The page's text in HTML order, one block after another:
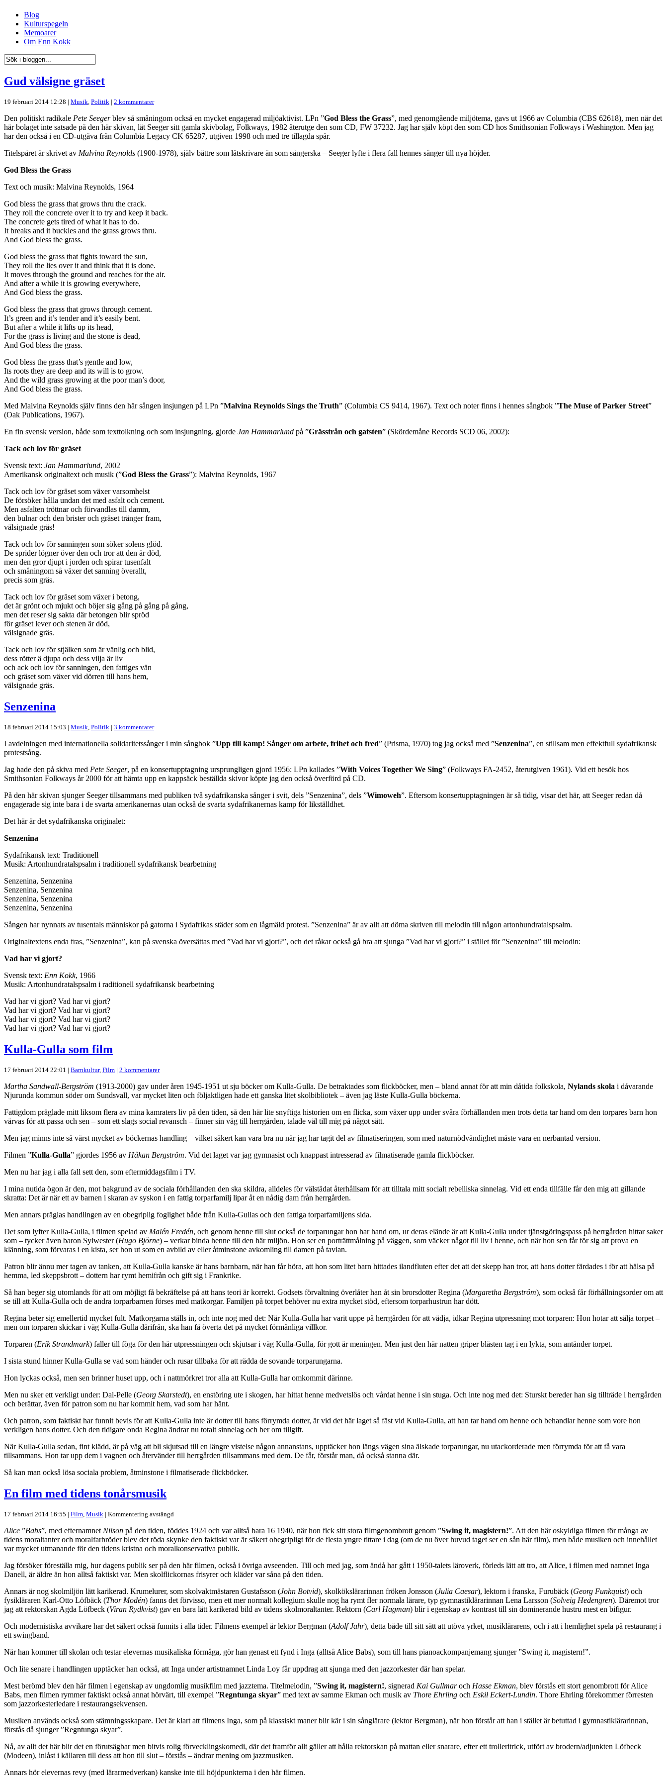
Blog
Kulturspegeln
Memoarer
Om Enn Kokk
Gud välsigne gräset
19 februari 2014 12:28 | Musik, Politik | 2 kommentarer
Den politiskt radikale Pete Seegerblev så småningom också en mycket engagerad miljöaktivist. LPn ”God Bless the Grass”, med genomgående miljötema, gavs ut 1966 av Columbia (CBS 62618), men när det
här bolaget inte satsade på den här skivan, lät Seeger sitt gamla skivbolag, Folkways, 1982 återutge den som CD, FW 37232. Jag har själv köpt den som CD hos Smithsonian Folkways i Washington. Men jag
har den också i en CD-utgåva från Columbia Legacy CK 65287, utgiven 1998 och med tre tillagda spår.
Titelspåret är skrivet av Malvina Reynolds (1900-1978), själv bättre som låtskrivare än som sångerska – Seeger lyfte i flera fall hennes sånger till nya höjder.
God Bless the Grass
Text och musik: Malvina Reynolds, 1964
God bless the grass that grows thru the crack.
They roll the concrete over it to try and keep it back.
The concrete gets tired of what it has to do.
It breaks and it buckles and the grass grows thru.
And God bless the grass.
God bless the grass that fights toward the sun,
They roll the lies over it and think that it is done.
It moves through the ground and reaches for the air.
And after a while it is growing everywhere,
And God bless the grass.
God bless the grass that grows through cement.
It’s green and it’s tender and it’s easily bent.
But after a while it lifts up its head,
For the grass is living and the stone is dead,
And God bless the grass.
God bless the grass that’s gentle and low,
Its roots they are deep and its will is to grow.
And the wild grass growing at the poor man’s door,
And God bless the grass.
Med Malvina Reynolds själv finns den här sången insjungen på LPn ”Malvina Reynolds Sings the Truth” (Columbia CS 9414, 1967). Text och noter finns i hennes sångbok ”The Muse of Parker Street”
(Oak Publications, 1967).
En fin svensk version, både som texttolkning och som insjungning, gjorde Jan Hammarlund på ”Grässtrån och gatsten” (Skördemåne Records SCD 06, 2002):
Tack och lov för gräset
Svensk text: Jan Hammarlund, 2002
Amerikansk originaltext och musik (”God Bless the Grass”): Malvina Reynolds, 1967
Tack och lov för gräset som växer varsomhelst
De försöker hålla undan det med asfalt och cement.
Men asfalten tröttnar och förvandlas till damm,
den bulnar och den brister och gräset tränger fram,
välsignade gräs!
Tack och lov för sanningen som söker solens glöd.
De sprider lögner över den och tror att den är död,
men den gror djupt i jorden och spirar tusenfalt
och småningom så växer det sanning överallt,
precis som gräs.
Tack och lov för gräset som växer i betong,
det är grönt och mjukt och böjer sig gång på gång på gång,
men det reser sig sakta där betongen blir spröd
för gräset lever och stenen är död,
välsignade gräs.
Tack och lov för stjälken som är vänlig och blid,
dess rötter ä djupa och dess vilja är liv
och ack och lov för sanningen, den fattiges vän
och gräset som växer vid dörren till hans hem,
välsignade gräs.
Senzenina
18 februari 2014 15:03 | Musik, Politik | 3 kommentarer
I avdelningen med internationella solidaritetssånger i min sångbok ”Upp till kamp! Sånger om arbete, frihet och fred” (Prisma, 1970) tog jag också med ”Senzenina”, en stillsam men effektfull sydafrikansk
protestsång.
Jag hade den på skiva med Pete Seeger, på en konsertupptagning ursprungligen gjord 1956: LPn kallades ”With Voices Together We Sing” (Folkways FA-2452, återutgiven 1961). Vid ett besök hos
Smithsonian Folkways år 2000 för att hämta upp en kappsäck beställda skivor köpte jag den också överförd på CD.
På den här skivan sjunger Seeger tillsammans med publiken två sydafrikanska sånger i svit, dels ”Senzenina”, dels ”Wimoweh”. Eftersom konsertupptagningen är så tidig, visar det här, att Seeger redan då
engagerade sig inte bara i de svarta amerikanernas utan också de svarta sydafrikanernas kamp för likställdhet.
Det här är det sydafrikanska originalet:
Senzenina
Sydafrikansk text: Traditionell
Musik: Artonhundratalspsalm i traditionell sydafrikansk bearbetning
Senzenina, Senzenina
Senzenina, Senzenina
Senzenina, Senzenina
Senzenina, Senzenina
Sången har nynnats av tusentals människor på gatorna i Sydafrikas städer som en lågmäld protest. ”Senzenina” är av allt att döma skriven till melodin till någon artonhundratalspsalm.
Originaltextens enda fras, ”Senzenina”, kan på svenska översättas med ”Vad har vi gjort?”, och det råkar också gå bra att sjunga ”Vad har vi gjort?” i stället för ”Senzenina” till melodin:
Vad har vi gjort?
Svensk text: Enn Kokk, 1966
Musik: Artonhundratalspsalm i raditionell sydafrikansk bearbetning
Vad har vi gjort? Vad har vi gjort?
Vad har vi gjort? Vad har vi gjort?
Vad har vi gjort? Vad har vi gjort?
Vad har vi gjort? Vad har vi gjort?
Kulla-Gulla som film
17 februari 2014 22:01 | Barnkultur, Film | 2 kommentarer
Martha Sandwall-Bergström (1913-2000) gav under åren 1945-1951 ut sju böcker om Kulla-Gulla. De betraktades som flickböcker, men – bland annat för att min dåtida folkskola, Nylands skola i dåvarande
Njurunda kommun söder om Sundsvall, var mycket liten och följaktligen hade ett ganska litet skolbibliotek – även jag läste Kulla-Gulla böckerna.
Fattigdom präglade mitt liksom flera av mina kamraters liv på den tiden, så den här lite snyftiga historien om en flicka, som växer upp under svåra förhållanden men trots detta tar hand om den torpares barn hon
värvas för att passa och sen – som ett slags social revansch – finner sin väg till herrgården, talade väl till mig på något sätt.
Men jag minns inte så värst mycket av böckernas handling – vilket säkert kan vara bra nu när jag har tagit del av filmatiseringen, som med naturnödvändighet måste vara en nerbantad version.
Filmen ”Kulla-Gulla” gjordes 1956 av Håkan Bergström. Vid det laget var jag gymnasist och knappast intresserad av filmatiserade gamla flickböcker.
Men nu har jag i alla fall sett den, som eftermiddagsfilm i TV.
I mina nutida ögon är den, mot bakgrund av de sociala förhållanden den ska skildra, alldeles för välstädat återhållsam för att tilltala mitt socialt rebelliska sinnelag. Vid ett enda tillfälle får den mig att gillande
skratta: Det är när ett av barnen i skaran av syskon i en fattig torparfamilj lipar åt en nådig dam från herrgården.
Men annars präglas handlingen av en obegriplig foglighet både från Kulla-Gullas och den fattiga torparfamiljens sida.
Det som lyfter Kulla-Gulla, i filmen spelad av Malén Fredén, och genom henne till slut också de torparungar hon har hand om, ur deras elände är att Kulla-Gulla under tjänstgöringspass på herrgården hittar saker
som – tycker även baron Sylwester (Hugo Björne) – verkar binda henne till den här miljön. Hon ser en porträttmålning på väggen, som väcker något till liv i henne, och när hon sen får för sig att prova en
klänning, som förvaras i en kista, ser hon ut som en avbild av eller åtminstone avkomling till damen på tavlan.
Patron blir ännu mer tagen av tanken, att Kulla-Gulla kanske är hans barnbarn, när han får höra, att hon som litet barn hittades ilandfluten efter det att det skepp han tror, att hans dotter färdades i för att hälsa på
hemma, led skeppsbrott – dottern har rymt hemifrån och gift sig i Frankrike.
Så han beger sig utomlands för att om möjligt få bekräftelse på att hans teori är korrekt. Godsets förvaltning överlåter han åt sin brorsdotter Regina (Margaretha Bergström), som också får förhållningsorder om att
se till att Kulla-Gulla och de andra torparbarnen förses med matkorgar. Familjen på torpet behöver nu extra mycket stöd, eftersom torparhustrun har dött.
Regina beter sig emellertid mycket fult. Matkorgarna ställs in, och inte nog med det: När Kulla-Gulla har varit uppe på herrgården för att vädja, idkar Regina utpressning mot torparen: Hon hotar att sälja torpet –
men om torparen skickar i väg Kulla-Gulla därifrån, ska han få överta det på mycket förmånliga villkor.
Torparen (Erik Strandmark) faller till föga för den här utpressningen och skjutsar i väg Kulla-Gulla, för gott är meningen. Men just den här natten griper blåsten tag i en lykta, som antänder torpet.
I sista stund hinner Kulla-Gulla se vad som händer och rusar tillbaka för att rädda de sovande torparungarna.
Hon lyckas också, men sen brinner huset upp, och i nattmörkret tror alla att Kulla-Gulla har omkommit därinne.
Men nu sker ett verkligt under: Dal-Pelle (Georg Skarstedt), en enstöring ute i skogen, har hittat henne medvetslös och vårdat henne i sin stuga. Och inte nog med det: Sturskt bereder han sig tillträde i herrgården
och berättar, även för patron som nu har kommit hem, vad som har hänt.
Och patron, som faktiskt har funnit bevis för att Kulla-Gulla inte är dotter till hans förrymda dotter, är vid det här laget så fäst vid Kulla-Gulla, att han tar hand om henne och behandlar henne som vore hon
verkligen hans dotter. Och den tidigare onda Regina ändrar nu totalt sinnelag och ber om tillgift.
När Kulla-Gulla sedan, fint klädd, är på väg att bli skjutsad till en längre vistelse någon annanstans, upptäcker hon längs vägen sina älskade torparungar, nu utackorderade men förrymda för att få vara
tillsammans. Hon tar upp dem i vagnen och återvänder till herrgården tillsammans med dem. De får, förstår man, då också stanna där.
Så kan man också lösa sociala problem, åtminstone i filmatiserade flickböcker.
En film med tidens tonårsmusik
17 februari 2014 16:55 | Film Musik | Kommentering avstängd
Alice ”Babs”, med efternamnet Nilson på den tiden, föddes 1924 och var alltså bara 16 1940, när hon fick sitt stora filmgenombrott genom ”Swing it, magistern!”. Att den här oskyldiga filmen för många av
tidens moraltanter och moralfarbröder blev det röda skynke den faktiskt var är säkert obegripligt för de flesta yngre tittare i dag (om de nu över huvud taget ser en sån här film), men både musiken och innehållet
var mycket utmanande för den tidens kristna och moralkonservativa publik.
Jag försöker föreställa mig, hur dagens publik ser på den här filmen, också i övriga avseenden. Till och med jag, som ändå har gått i 1950-talets läroverk, förleds lätt att tro, att Alice, i filmen med namnet Inga
Danell, är äldre än hon alltså faktiskt var. Men skolflickornas frisyrer och kläder var såna på den tiden.
Annars är nog skolmiljön lätt karikerad. Krumelurer, som skolvaktmästaren Gustafsson (John Botvid), skolkökslärarinnan fröken Jonsson (Julia Caesar), lektorn i franska, Furubäck (Georg Funkquist) och
fysikläraren Karl-Otto Löfbäck (Thor Modén) fanns det förvisso, men ett mer normalt kollegium skulle nog ha rymt fler normala lärare, typ gymnastiklärarinnan Lena Larsson (Solveig Hedengren). Däremot tror
jag att rektorskan Agda Löfbeck (Viran Rydkvist) gav en bara lätt karikerad bild av tidens skolmoraltanter. Rektorn (Carl Hagman) blir i egenskap av kontrast till sin dominerande hustru mest en bifigur.
Och modernistiska avvikare har det säkert också funnits i alla tider. Filmens exempel är lektor Bergman (Adolf Jahr), detta både till sitt sätt att utöva yrket, musiklärarens, och i att i hemlighet spela på restaurang i
ett swingband.
När han kommer till skolan och testar elevernas musikaliska förmåga, gör han genast ett fynd i Inga (alltså Alice Babs), som till hans pianoackompanjemang sjunger ”Swing it, magistern!”.
Och lite senare i handlingen upptäcker han också, att Inga under artistnamnet Linda Loy får uppdrag att sjunga med den jazzorkester där han spelar.
Mest berömd blev den här filmen i egenskap av ungdomlig musikfilm med jazztema. Titelmelodin, ”Swing it, magistern!, signerad Kai Gullmaroch Hasse Ekman, blev förstås ett stort genombrott för Alice
Babs, men filmen rymmer faktiskt också annat hörvärt, till exempel ”Regntunga skyar” med text av samme Ekman och musik av Thore Ehrling och Eskil Eckert-Lundin. Thore Ehrling förekommer förresten
som jazzorkesterledare i restaurangsekvensen.
Musiken används också som stämningsskapare. Det är klart att filmens Inga, som på klassiskt maner blir kär i sin sånglärare (lektor Bergman), när hon förstår att han i stället är betuttad i gymnastiklärarinnan,
förstås då sjunger ”Regntunga skyar”.
Nå, av allt det här blir det en förutsägbar men bitvis rolig förvecklingskomedi, där det framför allt gäller att hålla rektorskan på mattan eller snarare, efter ett trolleritrick, utfört av brodern/adjunkten Löfbeck
(Modeen), inlåst i källaren till dess att hon till slut – förstås – ändrar mening om jazzmusiken.
Annars hör elevernas revy (med lärarmedverkan) kanske inte till höjdpunkterna i den här filmen.